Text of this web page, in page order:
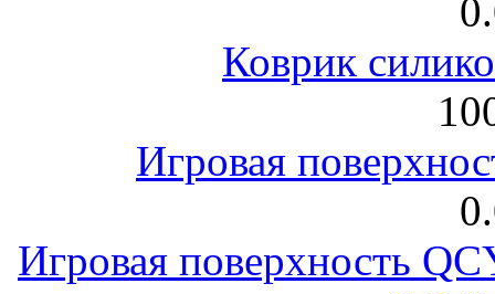
Коврик
Игровая
Игровая поверхность